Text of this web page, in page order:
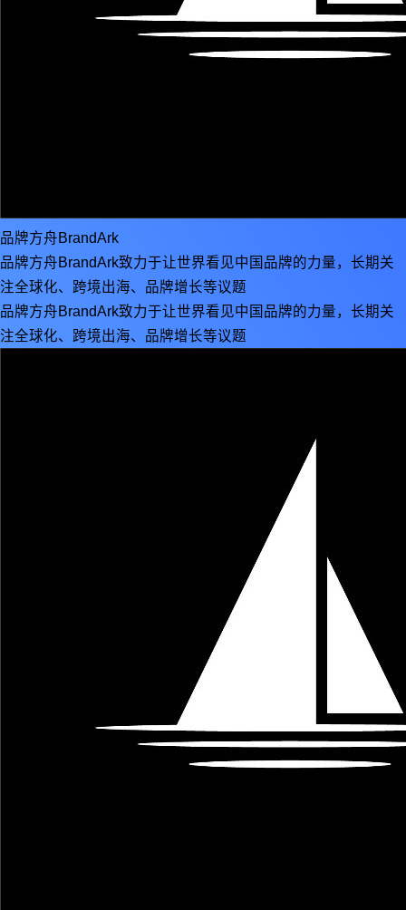
品牌方舟BrandArk
品牌方舟BrandArk致力于让世界看见中国品牌的力量，长期关
注全球化、跨境出海、品牌增长等议题
品牌方舟BrandArk致力于让世界看见中国品牌的力量，长期关
注全球化、跨境出海、品牌增长等议题